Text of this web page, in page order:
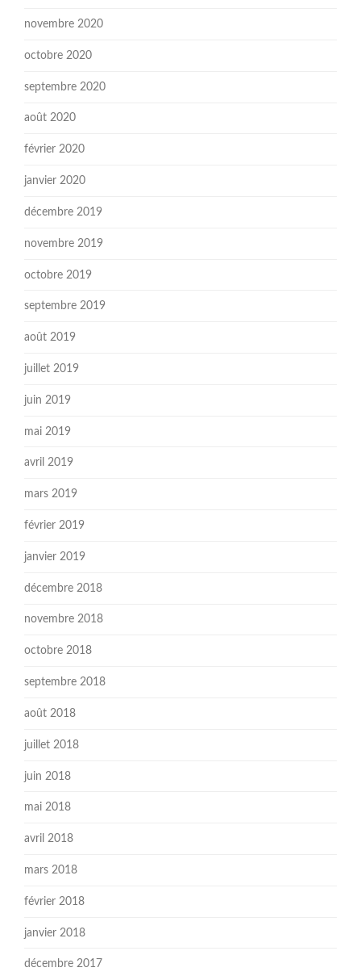
novembre 2020
octobre 2020
septembre 2020
août 2020
février 2020
janvier 2020
décembre 2019
novembre 2019
octobre 2019
septembre 2019
août 2019
juillet 2019
juin 2019
mai 2019
avril 2019
mars 2019
février 2019
janvier 2019
décembre 2018
novembre 2018
octobre 2018
septembre 2018
août 2018
juillet 2018
juin 2018
mai 2018
avril 2018
mars 2018
février 2018
janvier 2018
décembre 2017